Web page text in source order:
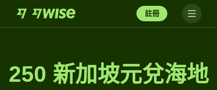
註冊
250 新加坡元兌海地